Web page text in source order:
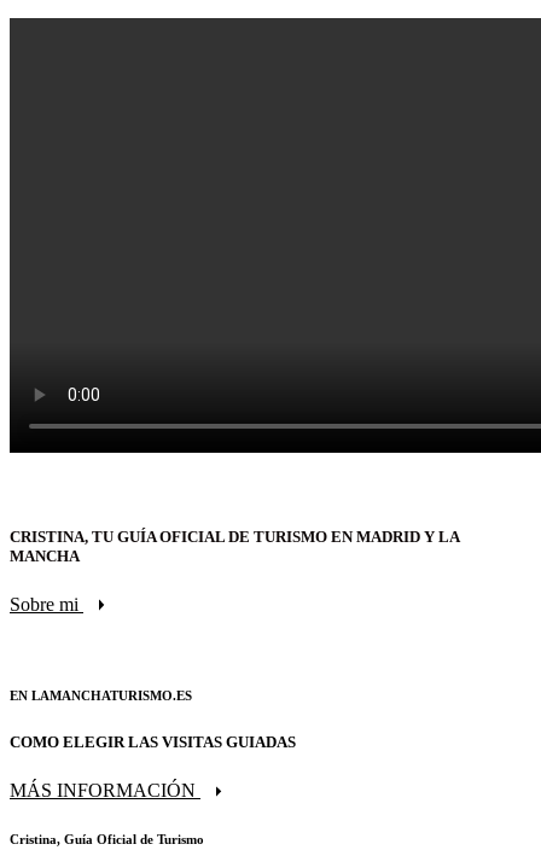
CRISTINA, TU GUÍA OFICIAL DE TURISMO EN MADRID Y LA
MANCHA
Sobre mi
EN LAMANCHATURISMO.ES
COMO ELEGIR LAS VISITAS GUIADAS
MÁS INFORMACIÓN
Cristina, Guía Oficial de Turismo